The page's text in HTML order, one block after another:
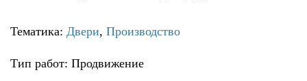
Тематика: Двери, Производство
Тип работ: Продвижение